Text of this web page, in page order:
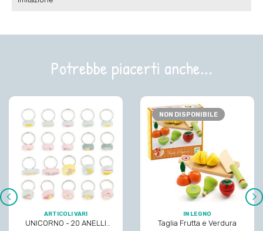
Potrebbe piacerti anche...
ARTICOLI VARI
UNICORNO - 20 ANELLI
NON DISPONIBILE
IN LEGNO
Taglia Frutta e Verdura